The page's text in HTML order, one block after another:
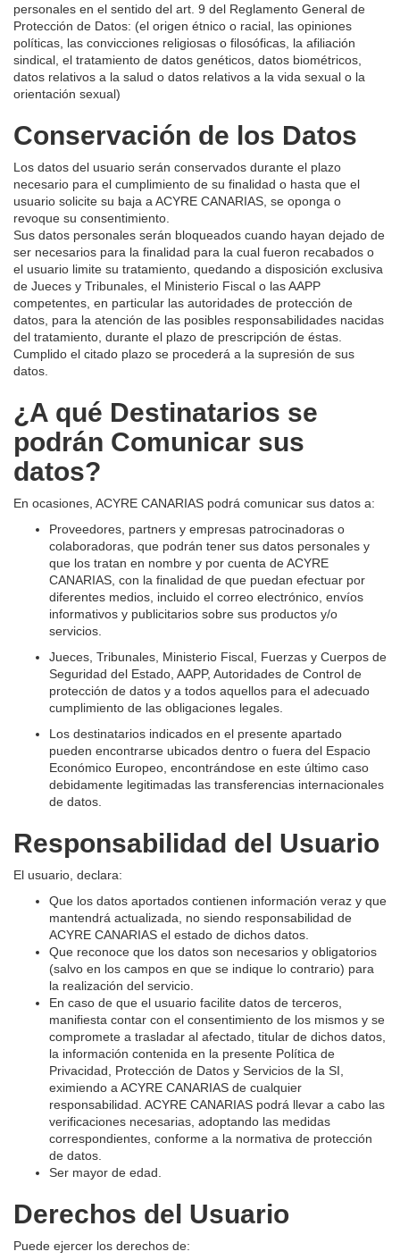
personales en el sentido del art. 9 del Reglamento General de
Protección de Datos: (el origen étnico o racial, las opiniones
políticas, las convicciones religiosas o filosóficas, la afiliación
sindical, el tratamiento de datos genéticos, datos biométricos,
datos relativos a la salud o datos relativos a la vida sexual o la
orientación sexual)
Conservación de los Datos
Los datos del usuario serán conservados durante el plazo
necesario para el cumplimiento de su finalidad o hasta que el
usuario solicite su baja a ACYRE CANARIAS, se oponga o
revoque su consentimiento.
Sus datos personales serán bloqueados cuando hayan dejado de
ser necesarios para la finalidad para la cual fueron recabados o
el usuario limite su tratamiento, quedando a disposición exclusiva
de Jueces y Tribunales, el Ministerio Fiscal o las AAPP
competentes, en particular las autoridades de protección de
datos, para la atención de las posibles responsabilidades nacidas
del tratamiento, durante el plazo de prescripción de éstas.
Cumplido el citado plazo se procederá a la supresión de sus
datos.
¿A qué Destinatarios se
podrán Comunicar sus
datos?
En ocasiones, ACYRE CANARIAS podrá comunicar sus datos a:
Proveedores, partners y empresas patrocinadoras o
colaboradoras, que podrán tener sus datos personales y
que los tratan en nombre y por cuenta de ACYRE
CANARIAS, con la finalidad de que puedan efectuar por
diferentes medios, incluido el correo electrónico, envíos
informativos y publicitarios sobre sus productos y/o
servicios.
Jueces, Tribunales, Ministerio Fiscal, Fuerzas y Cuerpos de
Seguridad del Estado, AAPP, Autoridades de Control de
protección de datos y a todos aquellos para el adecuado
cumplimiento de las obligaciones legales.
Los destinatarios indicados en el presente apartado
pueden encontrarse ubicados dentro o fuera del Espacio
Económico Europeo, encontrándose en este último caso
debidamente legitimadas las transferencias internacionales
de datos.
Responsabilidad del Usuario
El usuario, declara:
Que los datos aportados contienen información veraz y que
mantendrá actualizada, no siendo responsabilidad de
ACYRE CANARIAS el estado de dichos datos.
Que reconoce que los datos son necesarios y obligatorios
(salvo en los campos en que se indique lo contrario) para
la realización del servicio.
En caso de que el usuario facilite datos de terceros,
manifiesta contar con el consentimiento de los mismos y se
compromete a trasladar al afectado, titular de dichos datos,
la información contenida en la presente Política de
Privacidad, Protección de Datos y Servicios de la SI,
eximiendo a ACYRE CANARIAS de cualquier
responsabilidad. ACYRE CANARIAS podrá llevar a cabo las
verificaciones necesarias, adoptando las medidas
correspondientes, conforme a la normativa de protección
de datos.
Ser mayor de edad.
Derechos del Usuario
Puede ejercer los derechos de: